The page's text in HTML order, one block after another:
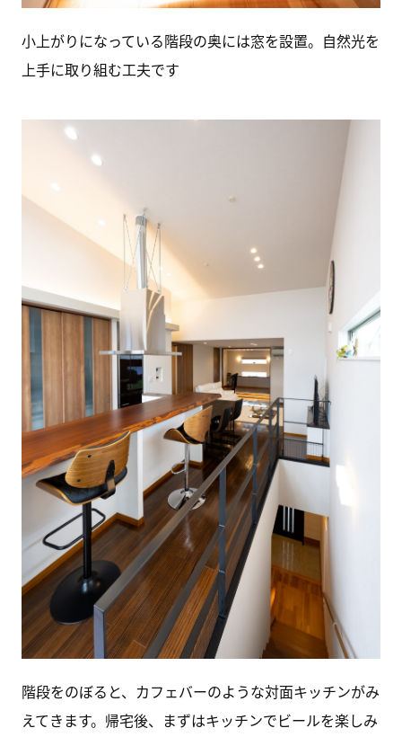
小上がりになっている階段の奥には窓を設置。自然光を
上手に取り組む工夫です
階段をのぼると、カフェバーのような対面キッチンがみ
えてきます。帰宅後、まずはキッチンでビールを楽しみ